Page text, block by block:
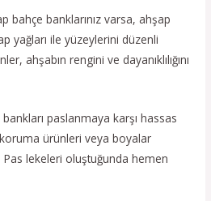
bahçe banklarınız varsa, ahşap
yağları ile yüzeylerini düzenli
ahşabın rengini ve dayanıklılığını
paslanmaya karşı hassas
ürünleri veya boyalar
lekeleri oluştuğunda hemen